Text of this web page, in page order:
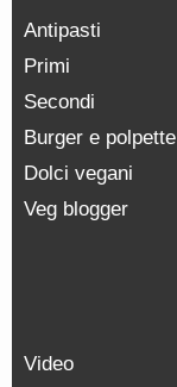
Antipasti
Primi
Secondi
Burger e polpette
Dolci vegani
Veg blogger
Video